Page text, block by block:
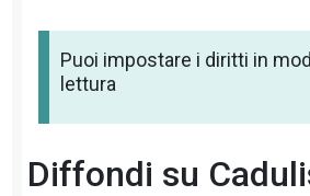
Puoi impostare i diritti in
lettura
Diffondi su